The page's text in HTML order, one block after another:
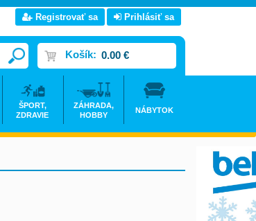
Registrovať sa Prihlásiť sa
Košík: 0.00 €
ŠPORT,
ZDRAVIE
ZÁHRADA,
HOBBY
NÁBYTOK